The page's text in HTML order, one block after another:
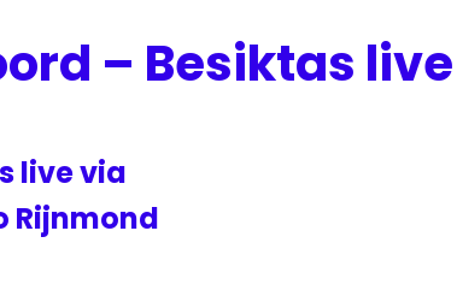
– Besiktas live
live via
Rijnmond